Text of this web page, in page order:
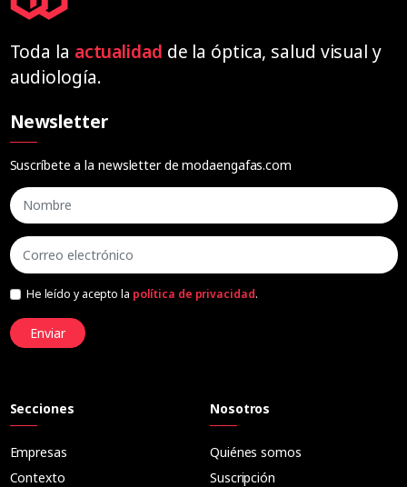
Toda la actualidad de la óptica, salud visual y
audiología.
Newsletter
Suscríbete a la newsletter de modaengafas.com
He leído y acepto la política de privacidad.
Enviar
Secciones
Empresas
Contexto
Nosotros
Quiénes somos
Suscripción